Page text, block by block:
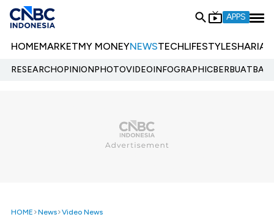
APPS
HOMEMARKETMY MONEYNEWSTECHLIFESTYLESHARIA
RESEARCHOPINIONPHOTOVIDEOINFOGRAPHIC
HOME News Video News